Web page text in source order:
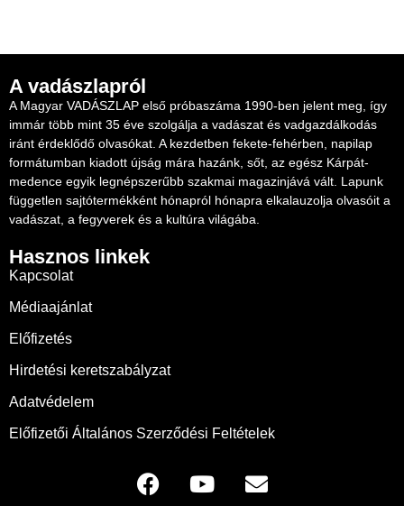
A vadászlapról
A Magyar VADÁSZLAP első próbaszáma 1990-ben jelent meg, így
immár több mint 35 éve szolgálja a vadászat és vadgazdálkodás
iránt érdeklődő olvasókat. A kezdetben fekete-fehérben, napilap
formátumban kiadott újság mára hazánk, sőt, az egész Kárpát-
medence egyik legnépszerűbb szakmai magazinjává vált. Lapunk
független sajtótermékként hónapról hónapra elkalauzolja olvasóit a
vadászat, a fegyverek és a kultúra világába.
Hasznos linkek
Kapcsolat
Médiaajánlat
Előfizetés
Hirdetési keretszabályzat
Adatvédelem
Előfizetői Általános Szerződési Feltételek